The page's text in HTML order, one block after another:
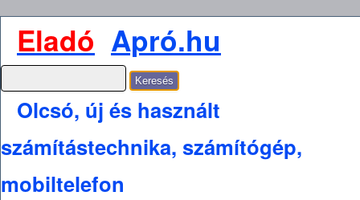
Eladó Apró.hu
Olcsó, új és használt
számítástechnika, számítógép,
mobiltelefon